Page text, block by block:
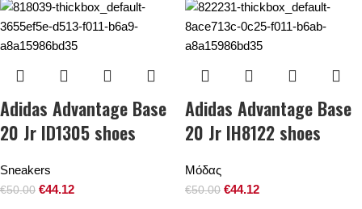
Adidas Advantage Base
20 Jr ID1305 shoes
Sneakers
€50.00 €44.12
Adidas Advantage Base
20 Jr IH8122 shoes
Μόδας
€50.00 €44.12